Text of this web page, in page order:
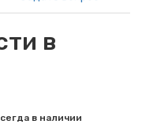
в
в наличии